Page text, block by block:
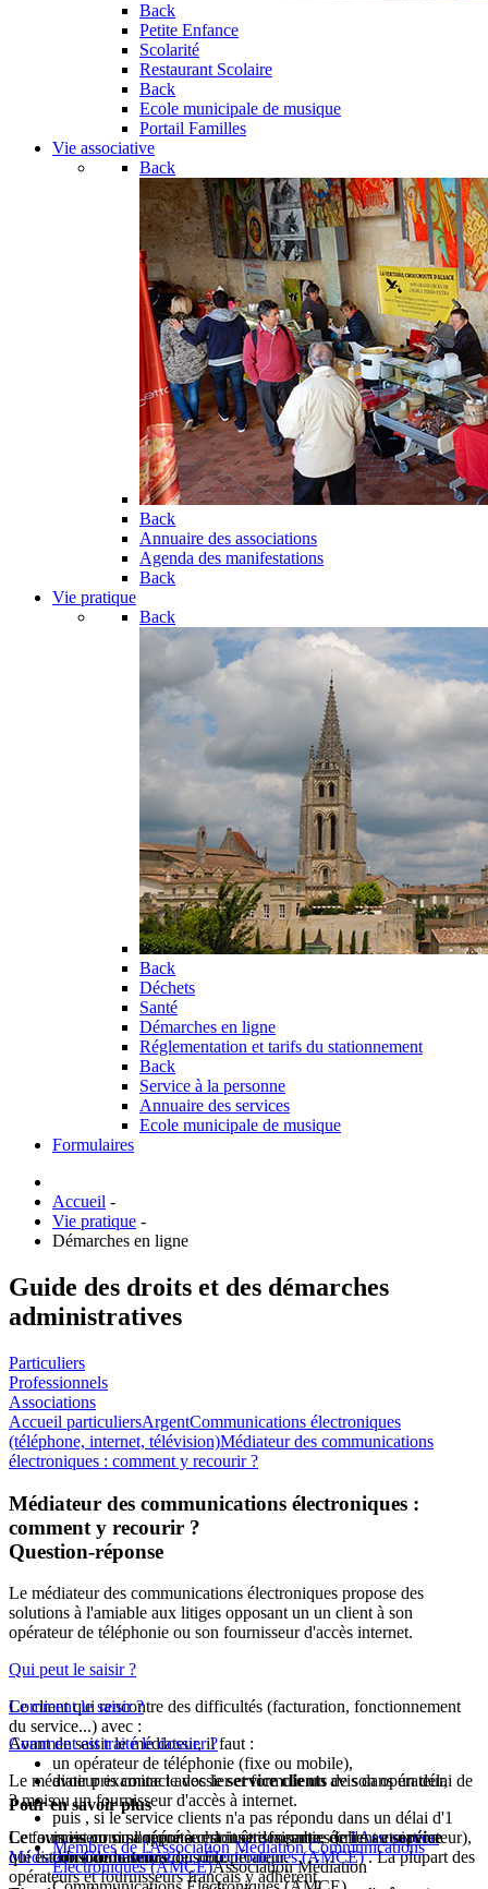
Back
Petite Enfance
Scolarité
Restaurant Scolaire
Back
Ecole municipale de musique
Portail Familles
Vie associative
Back
Back
Annuaire des associations
Agenda des manifestations
Back
Vie pratique
Back
Back
Déchets
Santé
Démarches en ligne
Réglementation et tarifs du stationnement
Back
Service à la personne
Annuaire des services
Ecole municipale de musique
Formulaires
Accueil -
Vie pratique -
Démarches en ligne
Guide des droits et des démarches
administratives
Particuliers
Professionnels
Associations
Accueil particuliersArgentCommunications électroniques
(téléphone, internet, télévision)Médiateur des communications
électroniques : comment y recourir ?
Médiateur des communications électroniques :
comment y recourir ?
Question-réponse
Le médiateur des communications électroniques propose des
solutions à l'amiable aux litiges opposant un un client à son
opérateur de téléphonie ou son fournisseur d'accès internet.
Qui peut le saisir ?
Le client qui rencontre des difficultés (facturation, fonctionnement
du service...) avec :
un opérateur de téléphonie (fixe ou mobile),
ou un fournisseur d'accès à internet.
Le fournisseur ou l'opérateur doit être membre del'Association
Médiation Communications Électroniques (AMCE). La plupart des
opérateurs et fournisseurs français y adhèrent.
Comment le saisir ?
Avant de saisir le médiateur, il faut :
avoir pris contact avec leservice clientsde son opérateur,
puis , si le service clients n'a pas répondu dans un délai d'1
mois ou si sa réponse est insatisfaisante, écrire auservice
consommateursde son opérateur.
Comment est traité le dossier ?
Le médiateur examine le dossier et formule un avis dans un délai de
3 mois.
Cet avis est communiqué à chacune des parties (client et opérateur),
qui est libre de le suivre ou non.
Pour en savoir plus
Membres de l'Association Médiation Communications
Électroniques (AMCE)Association Médiation